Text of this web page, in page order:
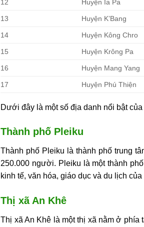
12 Huyện Ia Pa
13 Huyện K’Bang
14 Huyện Kông Chro
15 Huyện Krông Pa
16 Huyện Mang Yang
17 Huyện Phú Thiện
Dưới đây là một số địa danh nổi bật
Thành phố Pleiku
Thành phố Pleiku là thành phố trung
250.000 người. Pleiku là một thành
kinh tế, văn hóa, giáo dục và du lịch
Thị xã An Khê
Thị xã An Khê là một thị xã nằm ở phía